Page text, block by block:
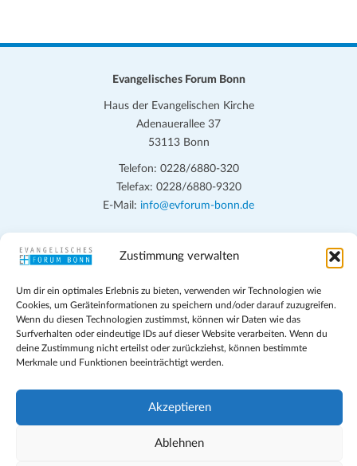
Zustimmung verwalten
Um dir ein optimales Erlebnis zu bieten, verwenden wir Technologien wie
Cookies, um Geräteinformationen zu speichern und/oder darauf zuzugreifen.
Wenn du diesen Technologien zustimmst, können wir Daten wie das
Surfverhalten oder eindeutige IDs auf dieser Website verarbeiten. Wenn du
deine Zustimmung nicht erteilst oder zurückziehst, können bestimmte
Merkmale und Funktionen beeinträchtigt werden.
Akzeptieren
Ablehnen
Evangelisches Forum Bonn
Haus der Evangelischen Kirche
Adenauerallee 37
53113 Bonn
Telefon: 0228/6880-320
Telefax: 0228/6880-9320
E-Mail: info@evforum-bonn.de
Veranstaltungen und den Angeboten vor Ort auf Grundfragen des
eingehen, zu offener Begegnung und ehrlicher Auseinandersetzung
anregen und mithelfen, aus der Verheißung des Evangeliums heraus
im individuellen und gesellschaftlichen Leben verantwortlich zu
denken, zu reden und zu handeln.
Datenschutz
Evangelische Kirche in Bonn